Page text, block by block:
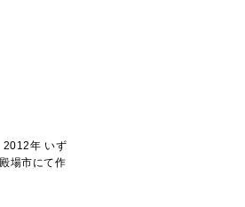
2012年 いず
場市にて作